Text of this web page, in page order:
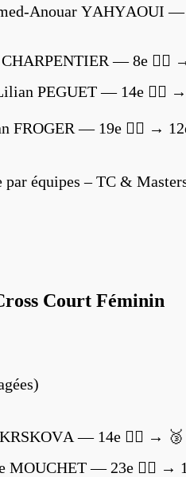
Anouar YAHYAOUI
CHARPENTIER — 8e 🏃‍♂️
PEGUET — 14e 🏃‍♂️
FROGER — 19e 🏃‍♂️ →
équipes – TC &
Court Féminin
— 14e 🏃‍♀️ → 🥉
MOUCHET — 23e 🏃‍♀️ →